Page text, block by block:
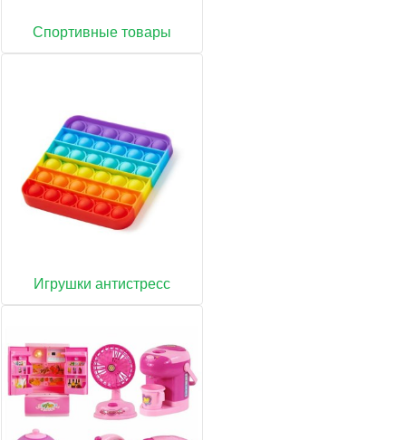
Спортивные товары
Игрушки антистресс